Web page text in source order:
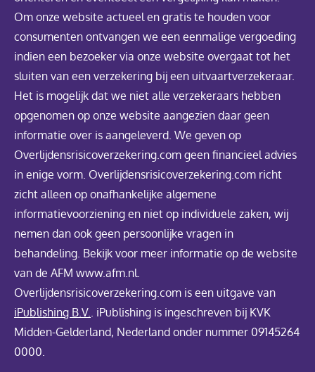
Om onze website actueel en gratis te houden voor
consumenten ontvangen we een eenmalige vergoeding
indien een bezoeker via onze website overgaat tot het
sluiten van een verzekering bij een uitvaartverzekeraar.
Het is mogelijk dat we niet alle verzekeraars hebben
opgenomen op onze website aangezien daar geen
informatie over is aangeleverd. We geven op
Overlijdensrisicoverzekering.com geen financieel advies
in enige vorm. Overlijdensrisicoverzekering.com richt
zicht alleen op onafhankelijke algemene
informatievoorziening en niet op individuele zaken, wij
nemen dan ook geen persoonlijke vragen in
behandeling. Bekijk voor meer informatie op de website
van de AFM www.afm.nl.
Overlijdensrisicoverzekering.com is een uitgave van
iPublishing B.V. . iPublishing is ingeschreven bij KVK
Midden-Gelderland, Nederland onder nummer 09145264
0000.